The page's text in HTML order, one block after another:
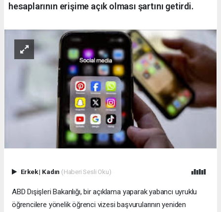
hesaplarının erişime açık olması şartını getirdi.
Erkek| Kadın (Haberi Sesli Oku)
ABD Dışişleri Bakanlığı, bir açıklama yaparak yabancı uyruklu
öğrencilere yönelik öğrenci vizesi başvurularının yeniden